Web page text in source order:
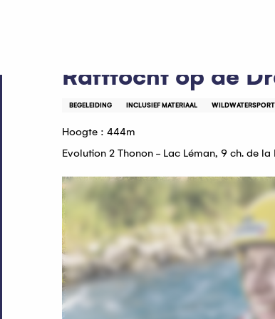
Rafttocht op de
BEGELEIDING INCLUSIEF MATERIAAL WILDWATERSPORT
Hoogte : 444m
Evolution 2 Thonon - Lac Léman, 9 ch. de